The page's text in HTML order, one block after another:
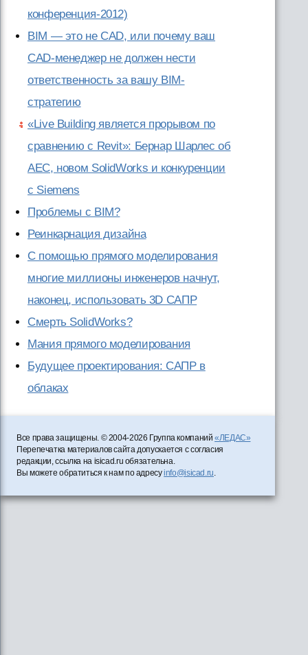
конференция-2012)
BIM — это не CAD, или почему ваш
CAD-менеджер не должен нести
ответственность за вашу BIM-
стратегию
«Live Building является прорывом по
сравнению с Revit»: Бернар Шарлес об
AEC, новом SolidWorks и конкуренции
с Siemens
Проблемы с BIM?
Реинкарнация дизайна
С помощью прямого моделирования
многие миллионы инженеров начнут,
наконец, использовать 3D САПР
Смерть SolidWorks?
Мания прямого моделирования
Будущее проектирования: САПР в
облаках
Все права защищены. © 2004-2026 Группа компаний«ЛЕДАС»
Перепечатка материалов сайта допускается с согласия
редакции, ссылка на isicad.ru обязательна.
Вы можете обратиться к нам по адресуinfo@isicad.ru.